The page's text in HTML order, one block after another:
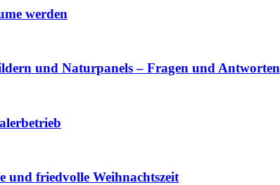
werden
und Naturpanels – Fragen und Antworten
und friedvolle Weihnachtszeit